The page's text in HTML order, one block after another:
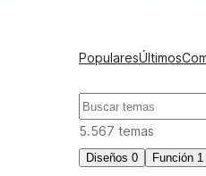
PopularesÚltimos
Buscar
5.567 temas
Diseños 0 Función 1